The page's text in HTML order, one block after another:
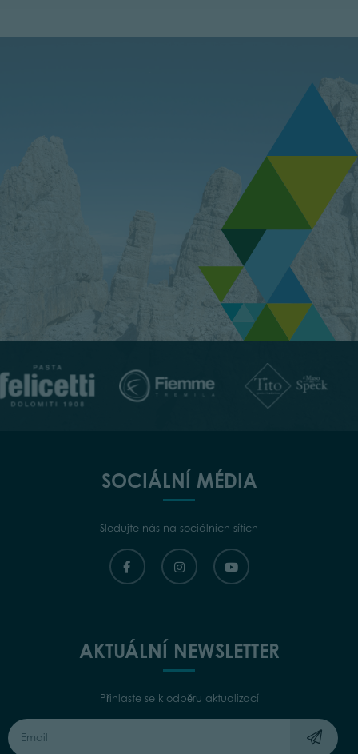
SOCIÁLNÍ MÉDIA
Sledujte nás na sociálních sítích
AKTUÁLNÍ NEWSLETTER
Přihlaste se k odběru aktualizací